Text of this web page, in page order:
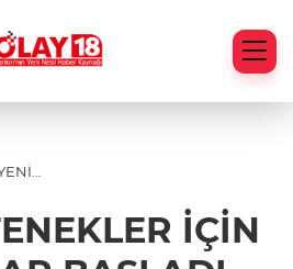
BAŞLADI
İÇİN